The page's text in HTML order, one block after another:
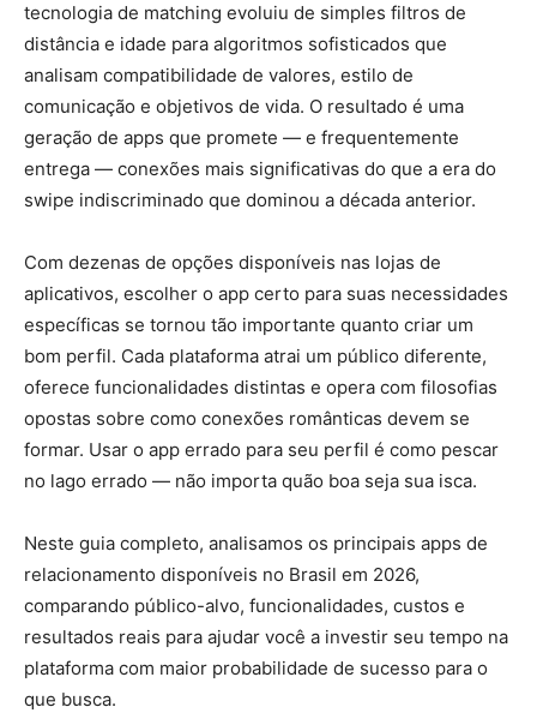
tecnologia de matching evoluiu de simples filtros de
distância e idade para algoritmos sofisticados que
analisam compatibilidade de valores, estilo de
comunicação e objetivos de vida. O resultado é uma
geração de apps que promete — e frequentemente
entrega — conexões mais significativas do que a era do
swipe indiscriminado que dominou a década anterior.
Com dezenas de opções disponíveis nas lojas de
aplicativos, escolher o app certo para suas necessidades
específicas se tornou tão importante quanto criar um
bom perfil. Cada plataforma atrai um público diferente,
oferece funcionalidades distintas e opera com filosofias
opostas sobre como conexões românticas devem se
formar. Usar o app errado para seu perfil é como pescar
no lago errado — não importa quão boa seja sua isca.
Neste guia completo, analisamos os principais apps de
relacionamento disponíveis no Brasil em 2026,
comparando público-alvo, funcionalidades, custos e
resultados reais para ajudar você a investir seu tempo na
plataforma com maior probabilidade de sucesso para o
que busca.